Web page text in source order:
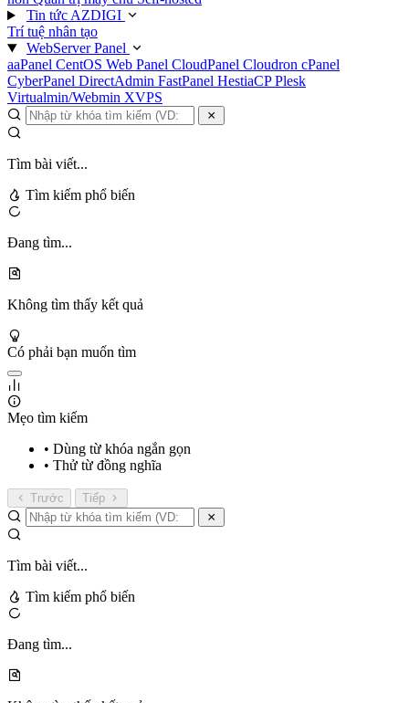
Tin tức AZDIGI
Trí tuệ nhân tạo
WebServer Panel
aaPanel CentOS Web Panel CloudPanel Cloudron cPanel
CyberPanel DirectAdmin FastPanel HestiaCPPlesk
Virtualmin/Webmin XVPS
Tìm bài viết...
Tìm kiếm phổ biến
Đang tìm...
Không tìm thấy kết quả
Có phải bạn muốn tìm
Mẹo tìm kiếm
• Dùng từ khóa ngắn gọn
• Thử từ đồng nghĩa
Trước Tiếp
Tìm bài viết...
Tìm kiếm phổ biến
Đang tìm...